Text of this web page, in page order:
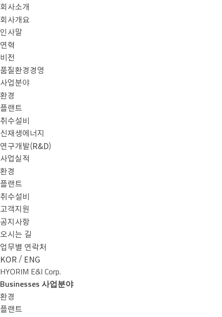
본문으로 바로가기
메뉴 바로가기
회사소개
회사개요
인사말
연혁
비전
품질환경경영
사업분야
환경
플랜트
취수설비
신재생에너지
연구개발(R&D)
사업실적
환경
플랜트
취수설비
고객지원
공지사항
오시는 길
업무별 연락처
KOR / ENG
HYORIM E&I Corp.
Businesses 사업분야
환경
플랜트